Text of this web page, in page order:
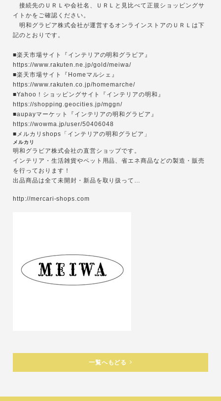
接続先のＵＲＬや会社名、ＵＲＬと見比べて正規ショッピングサ
イトかをご確認ください。
明和グラビア株式会社が運営するオンラインストアのＵＲＬは下
記のとおりです。
■楽天市場サイト『インテリアの明和グラビア』
https://www.rakuten.ne.jp/gold/meiwa/
■楽天市場サイト『Homeマルシェ』
https://www.rakuten.co.jp/homemarche/
■Yahoo！ショッピングサイト『インテリアの明和』
https://shopping.geocities.jp/mggn/
■aupayマーケット『インテリアの明和グラビア』
https://wowma.jp/user/50406048
■メルカリshops「インテリアの明和グラビア」
メルカリ
明和グラビア株式会社の直営ショップです。
インテリア・生活雑貨やペット用品、省エネ商品などの製造・販売
を行っております！
出品商品は全て未開封・新品を取り扱って…
http://mercari-shops.com
一覧へもどる